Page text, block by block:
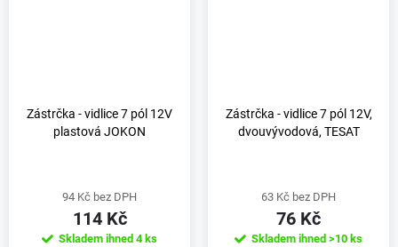
Zástrčka - vidlice 7 pól 12V
plastová JOKON
94 Kč bez DPH
114 Kč
Skladem ihned 4 ks
Zástrčka - vidlice 7 pól 12V,
dvouvývodová, TESAT
63 Kč bez DPH
76 Kč
Skladem ihned >10 ks